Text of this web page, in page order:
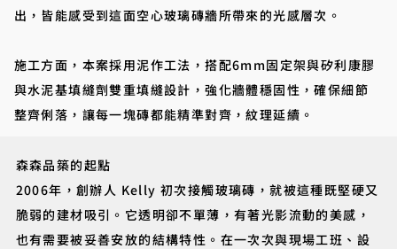
出，皆能感受到這面空心玻璃磚牆所帶來的光感層次。
施工方面，本案採用泥作工法，搭配6mm固定架與矽利康膠
與水泥基填縫劑雙重填縫設計，強化牆體穩固性，確保細節
整齊俐落，讓每一塊磚都能精準對齊，紋理延續。
森森品築的起點
2006年，創辦人 Kelly 初次接觸玻璃磚，就被這種既堅硬又
脆弱的建材吸引。它透明卻不單薄，有著光影流動的美感，
也有需要被妥善安放的結構特性。在一次次與現場工班、設